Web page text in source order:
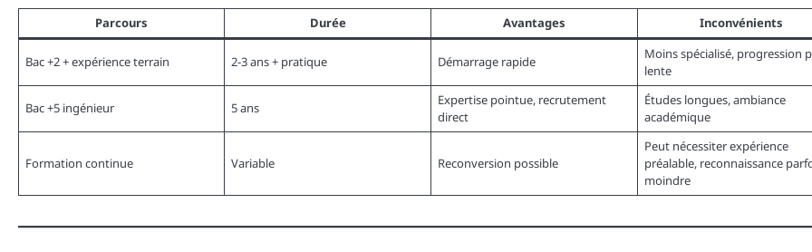
Parcours Durée Avantages Inconvénients
Bac +2 + expérience terrain 2-3 ans + pratique Démarrage rapide
Moins spécialisé, progression
lente
Bac +5 ingénieur 5 ans
Expertise pointue, recrutement
direct
Études longues, ambiance
académique
Formation continue Variable Reconversion possible
Peut nécessiter expérience
préalable, reconnaissance
moindre